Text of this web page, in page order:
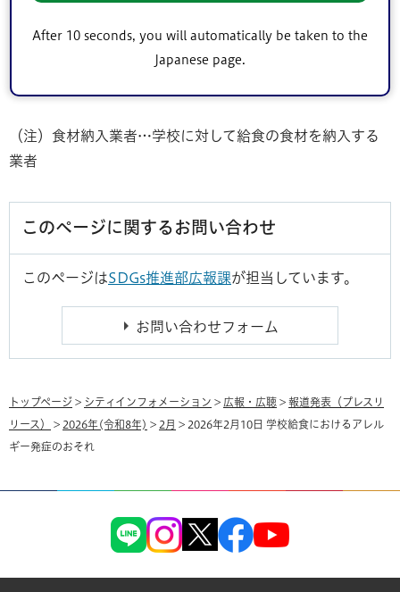
After 10 seconds, you will automatically be taken to the
Japanese page.
された「アーモンドプードル」の中に「クルミローストパ
ウダー」が混入していた可能性があるとの報告があっ
（注）食材納入業者…学校に対して給食の食材を納入する
業者
このページに関するお問い合わせ
このページはSDGs推進部広報課が担当しています。
トップページ > シティインフォメーション > 広報・広聴 > 報道発表（プレスリ
リース） > 2026年(令和8年) > 2月 > 2026年2月10日 学校給食におけるアレル
ギー発症のおそれ